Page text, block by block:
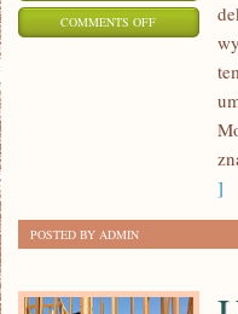
COMMENTS OFFON
]
POSTED BY ADMIN